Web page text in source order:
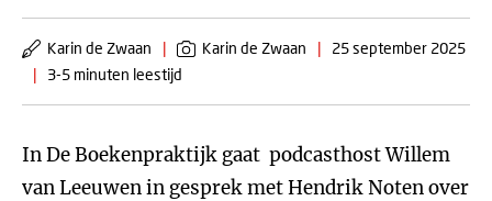
Karin de Zwaan | Karin de Zwaan |
25 september 2025
|
3-5 minuten leestijd
In De Boekenpraktijk gaat podcasthost Willem
van Leeuwen in gesprek met Hendrik Noten over